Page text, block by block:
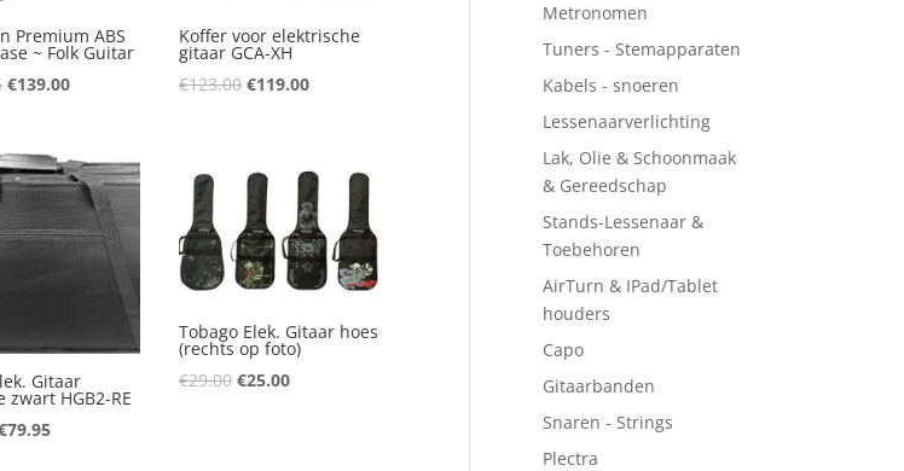
Premium ABS
~ Folk Guitar
Oorspronkelijke
€171.95.
€139.00Huidige
€139.00.
Koffer voor elektrische
gitaar GCA-XH
€123.00 Oorspronkelijke
€123.00.
€119.00Huidige
€119.00.
Gitaar
zwart HGB2-RE
79.95Huidige
Tobago Elek. Gitaar hoes
(rechts op foto)
€29.00 Oorspronkelijke
€25.00Huidige
Metronomen
Tuners - Stemapparaten
Kabels - snoeren
Lessenaarverlichting
Lak, Olie & Schoonmaak
& Gereedschap
Stands-Lessenaar &
Toebehoren
AirTurn & IPad/Tablet
houders
Capo
Gitaarbanden
Snaren - Strings
Plectra